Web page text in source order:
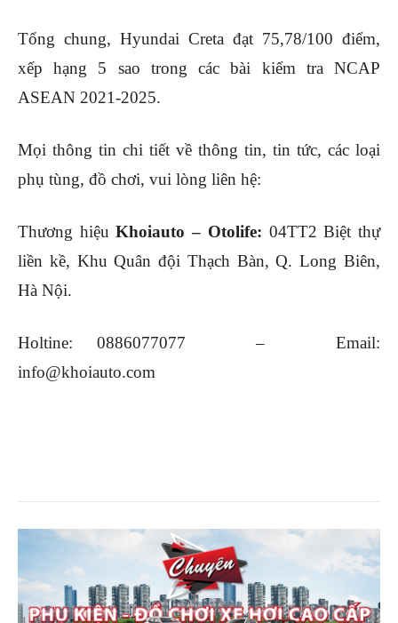
Tổng chung, Hyundai Creta đạt 75,78/100 điểm,
xếp hạng 5 sao trong các bài kiểm tra NCAP
ASEAN 2021-2025.
Mọi thông tin chi tiết về thông tin, tin tức, các loại
phụ tùng, đồ chơi, vui lòng liên hệ:
Thương hiệuKhoiauto – Otolife: 04TT2 Biệt thự
liền kề, Khu Quân đội Thạch Bàn, Q. Long Biên,
Hà Nội.
Holtine: 0886077077 – Email:
info@khoiauto.com